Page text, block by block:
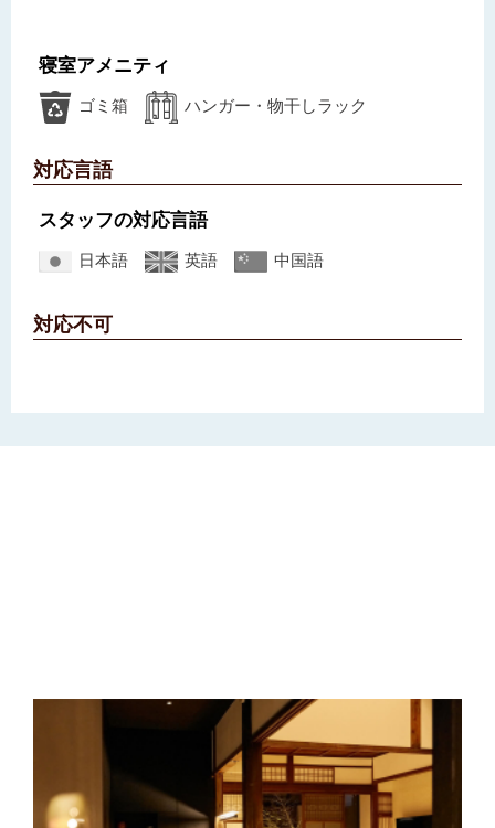
寝室アメニティ
ゴミ箱 ハンガー・物干しラック
対応言語
スタッフの対応言語
日本語 英語 中国語
対応不可